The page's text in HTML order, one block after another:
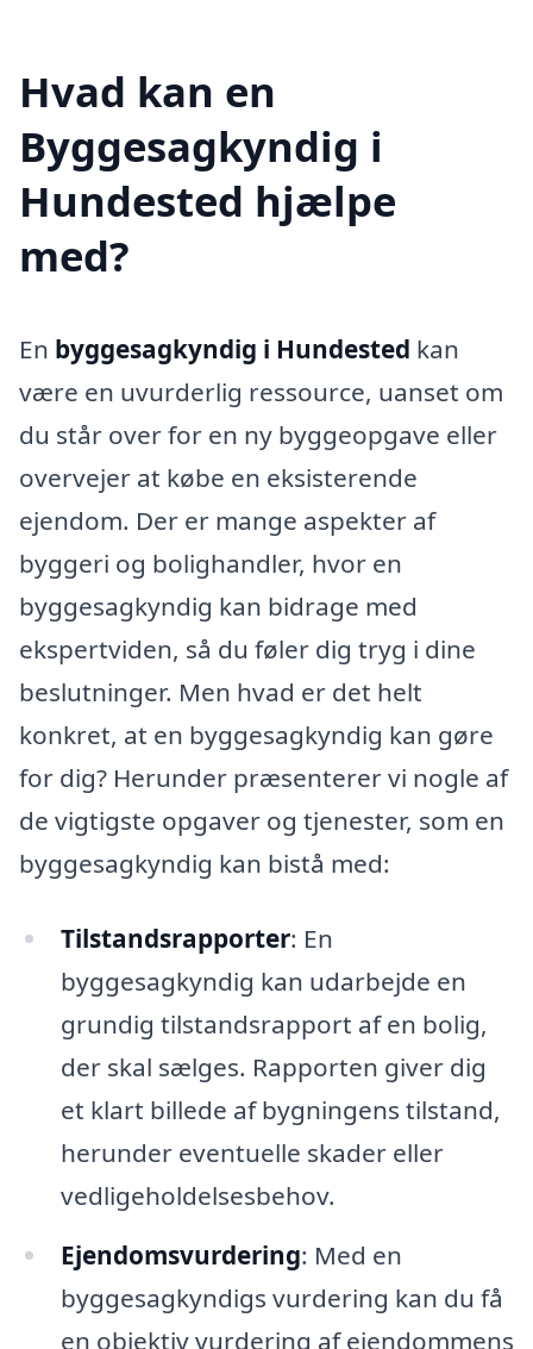
Hvad kan en
Byggesagkyndig i
Hundested hjælpe
med?
En byggesagkyndig i Hundested kan
være en uvurderlig ressource, uanset om
du står over for en ny byggeopgave eller
overvejer at købe en eksisterende
ejendom. Der er mange aspekter af
byggeri og bolighandler, hvor en
byggesagkyndig kan bidrage med
ekspertviden, så du føler dig tryg i dine
beslutninger. Men hvad er det helt
konkret, at en byggesagkyndig kan gøre
for dig? Herunder præsenterer vi nogle af
de vigtigste opgaver og tjenester, som en
byggesagkyndig kan bistå med:
Tilstandsrapporter: En
byggesagkyndig kan udarbejde en
grundig tilstandsrapport af en bolig,
der skal sælges. Rapporten giver dig
et klart billede af bygningens tilstand,
herunder eventuelle skader eller
vedligeholdelsesbehov.
Ejendomsvurdering: Med en
byggesagkyndigs vurdering kan du få
en objektiv vurdering af ejendommens